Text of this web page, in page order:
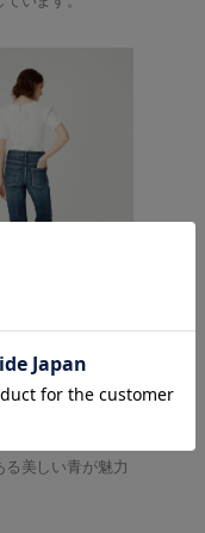
ックコットンを
ジナルデニムで仕
る美しい青が魅力